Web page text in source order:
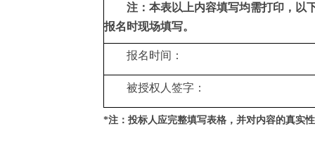
注：本表以上内容填写均需打印，以
报名时现场填写。
报名时间：
被授权人签字：
*注：投标人应完整填写表格，并对内容的真实